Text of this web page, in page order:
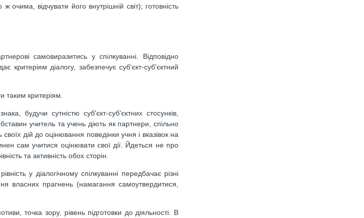
очима, відчувати його внутрішній світ); готовність
самовиразитись у спілкуванні. Відповідно
критеріям діалогу, забезпечує суб'єкт-суб'єктний
таким критеріям.
будучи сутністю суб'єкт-суб'єктних стосунків,
учитель та учень діють як партнери, спільно
дій до оцінювання поведінки учня і вказівок на
сам учитися оцінювати свої дії. Йдеться не про
та активність обох сторін.
у діалогічному спілкуванні передбачає різні
власних прагнень (намагання самоутвердитися,
точка зору, рівень підготовки до діяльності. В